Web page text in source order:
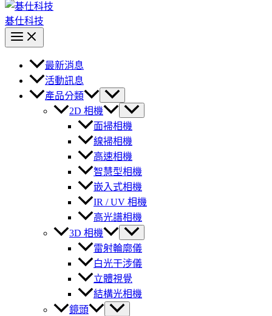
碁仕科技
最新消息
活動訊息
產品分類
2D 相機
面掃相機
線掃相機
高速相機
智慧型相機
嵌入式相機
IR / UV 相機
高光譜相機
3D 相機
雷射輪廓儀
白光干涉儀
立體視覺
結構光相機
鏡頭